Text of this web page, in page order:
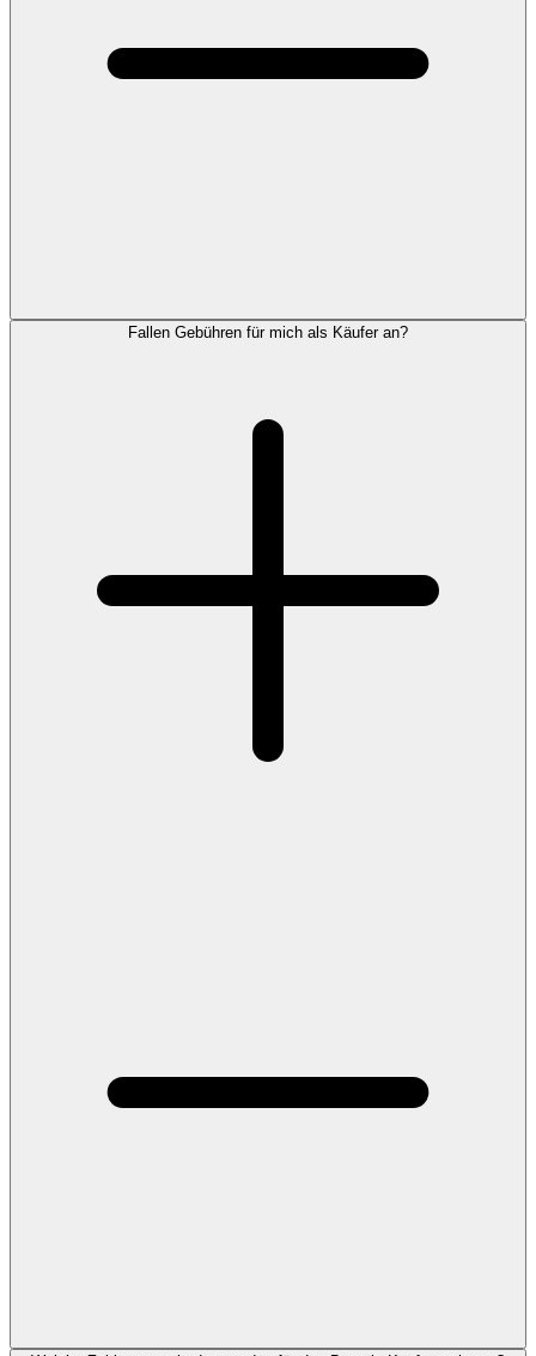
Fallen Gebühren für mich als Käufer an?